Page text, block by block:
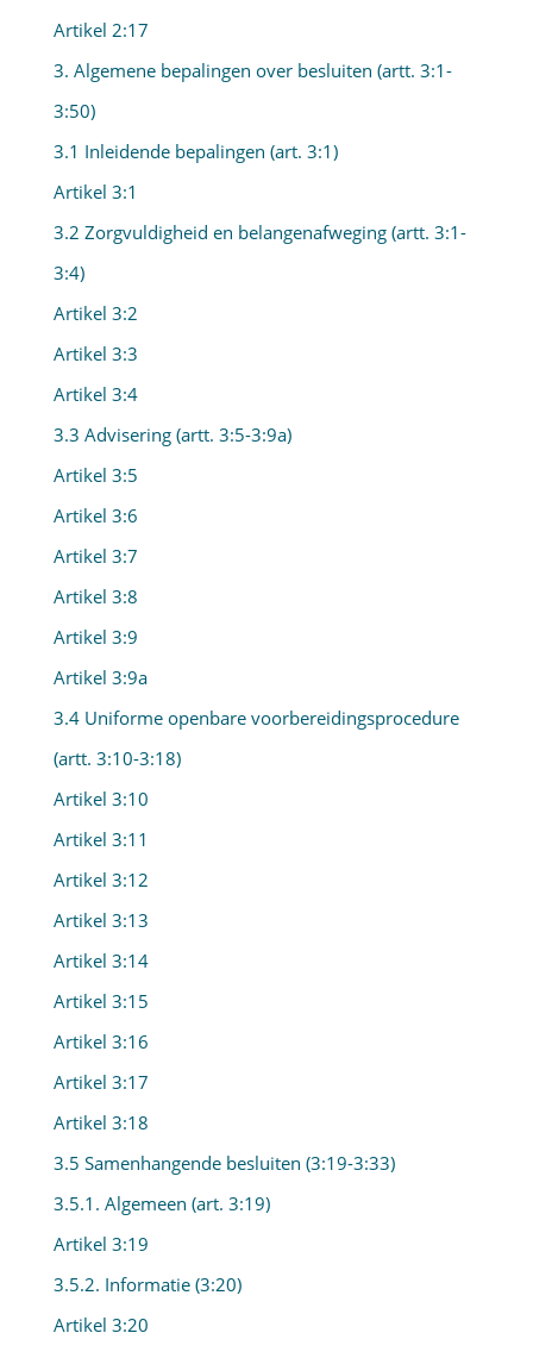
Artikel 2:17
3. Algemene bepalingen over besluiten (artt. 3:1-
3:50)
3.1 Inleidende bepalingen (art. 3:1)
Artikel 3:1
3.2 Zorgvuldigheid en belangenafweging (artt. 3:1-
3:4)
Artikel 3:2
Artikel 3:3
Artikel 3:4
3.3 Advisering (artt. 3:5-3:9a)
Artikel 3:5
Artikel 3:6
Artikel 3:7
Artikel 3:8
Artikel 3:9
Artikel 3:9a
3.4 Uniforme openbare voorbereidingsprocedure
(artt. 3:10-3:18)
Artikel 3:10
Artikel 3:11
Artikel 3:12
Artikel 3:13
Artikel 3:14
Artikel 3:15
Artikel 3:16
Artikel 3:17
Artikel 3:18
3.5 Samenhangende besluiten (3:19-3:33)
3.5.1. Algemeen (art. 3:19)
Artikel 3:19
3.5.2. Informatie (3:20)
Artikel 3:20